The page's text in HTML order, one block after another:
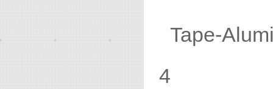
Tape-